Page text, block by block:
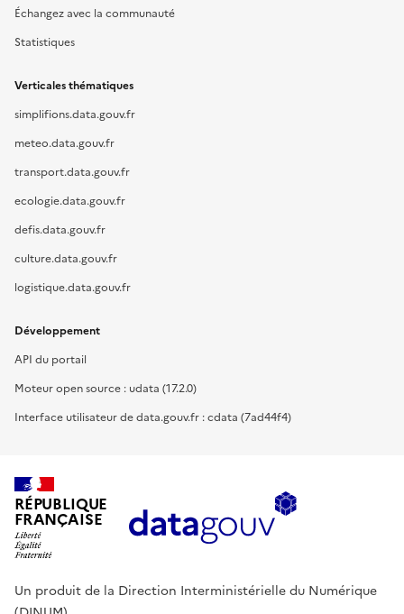
Échangez avec la communauté
Statistiques
Verticales thématiques
simplifions.data.gouv.fr
meteo.data.gouv.fr
transport.data.gouv.fr
ecologie.data.gouv.fr
defis.data.gouv.fr
culture.data.gouv.fr
logistique.data.gouv.fr
Développement
API du portail
Moteur open source : udata (17.2.0)
Interface utilisateur de data.gouv.fr : cdata (7ad44f4)
RÉPUBLIQUE
FRANÇAISE
Un produit de la Direction Interministérielle du Numérique